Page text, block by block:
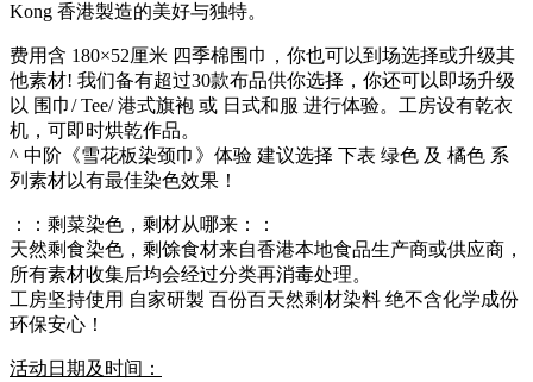
Kong 香港製造的美好与独特。
费用含 180×52厘米 四季棉围巾，你也可以到场选择或升级其
他素材! 我们备有超过30款布品供你选择，你还可以即场升级
以 围巾/ Tee/ 港式旗袍 或 日式和服 进行体验。工房设有乾衣
机，可即时烘乾作品。
^ 中阶《雪花板染颈巾》体验 建议选择 下表 绿色 及 橘色 系
列素材以有最佳染色效果！
：：剩菜染色，剩材从哪来：：
天然剩食染色，剩馀食材来自香港本地食品生产商或供应商，
所有素材收集后均会经过分类再消毒处理。
工房坚持使用 自家研製 百份百天然剩材染料 绝不含化学成份
环保安心！
活动日期及时间：